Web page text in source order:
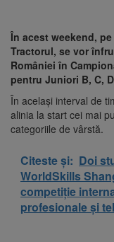
În acest weekend,
Tractorul, se vor
României în
pentru Juniori B, C,
În același interval de
alinia la start cei mai
categoriile de vârstă.
Citeste și: Doi
WorldSkills
competiție
profesionale și